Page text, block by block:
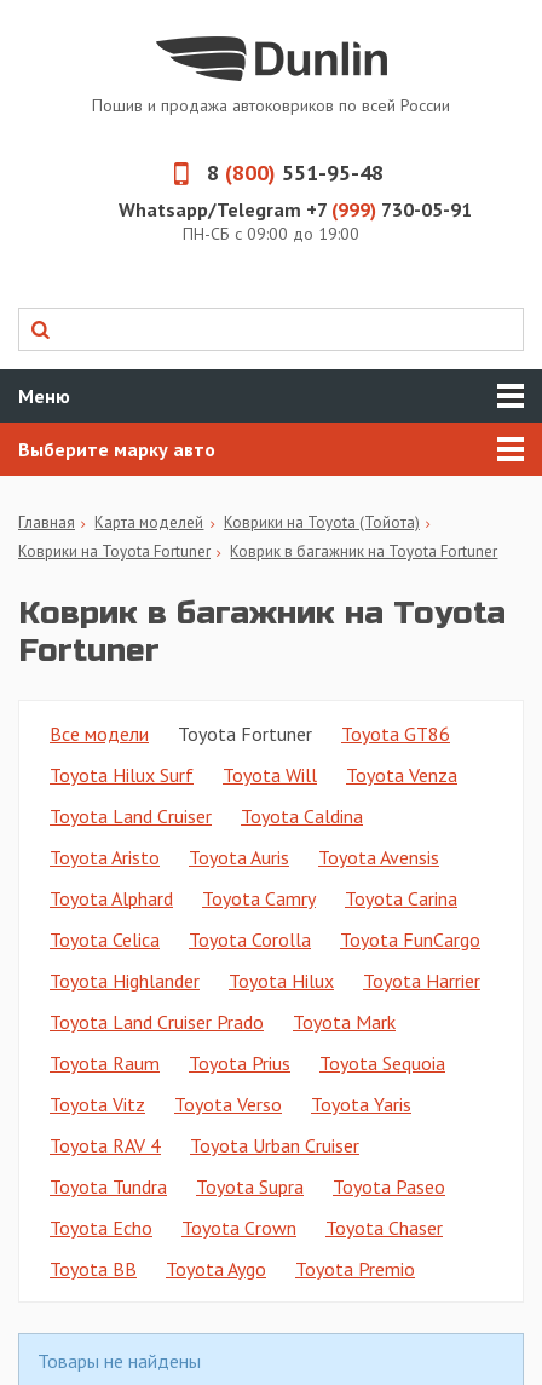
Пошив и продажа автоковриков по всей России
8 (800) 551-95-48
Whatsapp/Telegram +7 (999) 730-05-91
ПН-СБ с 09:00 до 19:00
Меню
Выберите марку авто
Главная Карта моделей
Коврики на Toyota (Тойота)
Коврики на Toyota Fortuner
Коврик в багажник на Toyota Fortuner
Коврик в багажник на Toyota
Fortuner
Все модели Toyota Fortuner
Toyota GT86
Toyota Hilux Surf
Toyota Will
Toyota Venza
Toyota Land Cruiser
Toyota Caldina
Toyota Aristo
Toyota Auris
Toyota Avensis
Toyota Alphard
Toyota Camry
Toyota Carina
Toyota Celica
Toyota Corolla
Toyota FunCargo
Toyota Highlander
Toyota Hilux
Toyota Harrier
Toyota Land Cruiser Prado
Toyota Mark
Toyota Raum
Toyota Prius
Toyota Sequoia
Toyota Vitz
Toyota Verso
Toyota Yaris
Toyota RAV 4
Toyota Urban Cruiser
Toyota Tundra
Toyota Supra
Toyota Paseo
Toyota Echo
Toyota Crown
Toyota Chaser
Toyota BB
Toyota Aygo Toyota Premio
Товары не найдены